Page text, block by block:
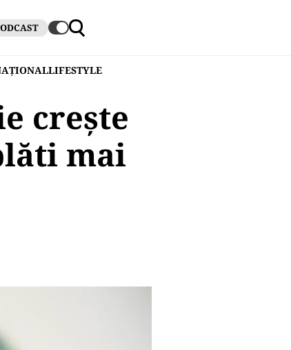
LIFESTYLE
crește
mai